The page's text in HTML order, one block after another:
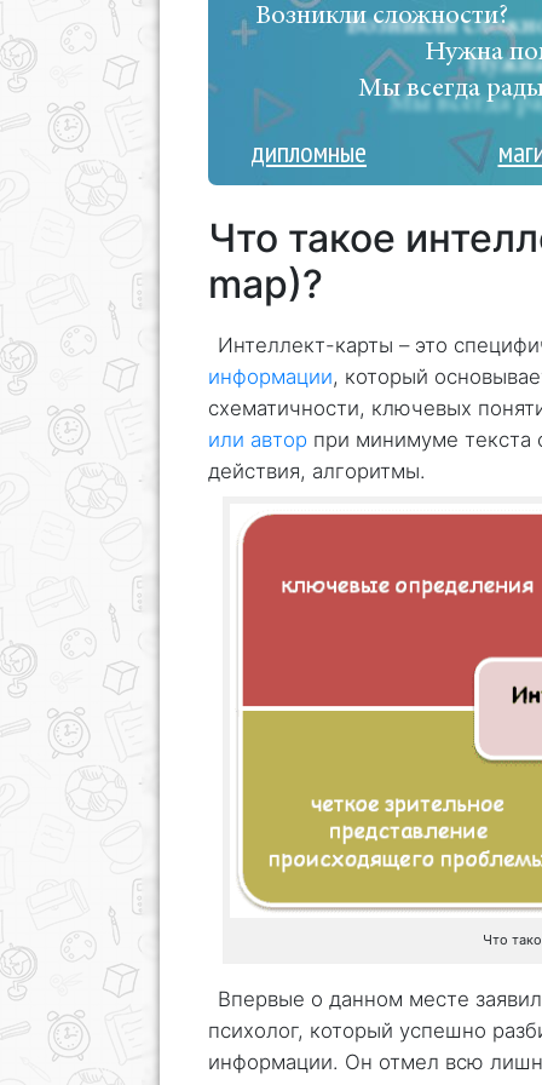
Возникли сложности?
Нужна
Мы всегда
дипломные
Что такое
map)?
Интеллект-карты – это
информации, который
схематичности, ключевых
или автор при минимуме текста
действия, алгоритмы.
Что
Впервые о данном месте
психолог, который успешно
информации. Он отмел всю